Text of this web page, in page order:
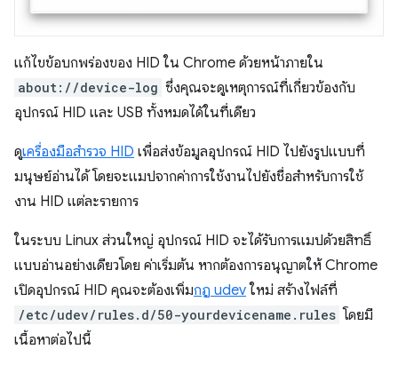
แก้ไขข้อบกพร่องของ HID ใน Chrome ด้วยหน้าภายใน
about://device-log ซึ่งคุณจะดูเหตุการณ์ที่เกี่ยวข้องกับ
อุปกรณ์ HID และ USB ทั้งหมดได้ในที่เดียว
ดูเครื่องมือสำรวจ HID เพื่อส่งข้อมูลอุปกรณ์ HID ไปยังรูปแบบที่
มนุษย์อ่านได้ โดยจะแมปจากค่าการใช้งานไปยังชื่อสำหรับการใช้
งาน HID แต่ละรายการ
ในระบบ Linux ส่วนใหญ่ อุปกรณ์ HID จะได้รับการแมปด้วยสิทธิ์
แบบอ่านอย่างเดียวโดย ค่าเริ่มต้น หากต้องการอนุญาตให้ Chrome
เปิดอุปกรณ์ HID คุณจะต้องเพิ่มกฎ udev ใหม่ สร้างไฟล์ที่
/etc/udev/rules.d/50-yourdevicename.rules โดยมี
เนื้อหาต่อไปนี้